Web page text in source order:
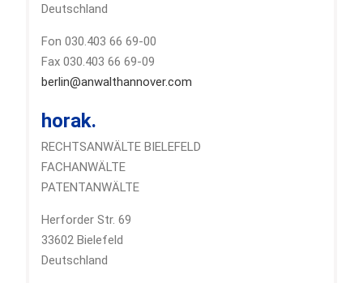
Deutschland
Fon 030.403 66 69-00
Fax 030.403 66 69-09
berlin@anwalthannover.com
horak.
RECHTSANWÄLTE BIELEFELD
FACHANWÄLTE
PATENTANWÄLTE
Herforder Str. 69
33602 Bielefeld
Deutschland